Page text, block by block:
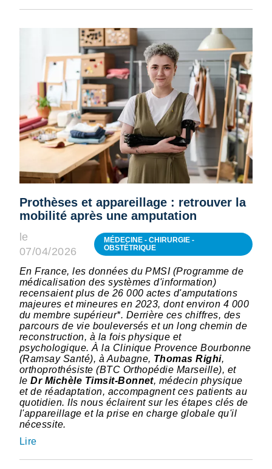
Prothèses et appareillage : retrouver la
mobilité après une amputation
le
07/04/2026
MÉDECINE - CHIRURGIE -
OBSTÉTRIQUE
En France, les données du PMSI (Programme de
médicalisation des systèmes d'information)
recensaient plus de 26 000 actes d'amputations
majeures et mineures en 2023, dont environ 4 000
du membre supérieur*. Derrière ces chiffres, des
parcours de vie bouleversés et un long chemin de
reconstruction, à la fois physique et
psychologique. À la Clinique Provence Bourbonne
(Ramsay Santé), à Aubagne, Thomas Righi,
orthoprothésiste (BTC Orthopédie Marseille), et
leDr Michèle Timsit-Bonnet, médecin physique
et de réadaptation, accompagnent ces patients au
quotidien. Ils nous éclairent sur les étapes clés de
l'appareillage et la prise en charge globale qu'il
nécessite.
Lire